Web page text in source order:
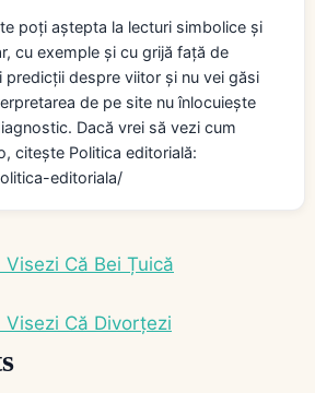
poți aștepta la lecturi simbolice și
cu exemple și cu grijă față de
predicții despre viitor și nu vei găsi
de pe site nu înlocuiește
Dacă vrei să vezi cum
citește Politica editorială:
editoriala/
Că Bei Țuică
Visezi Că Divorțezi